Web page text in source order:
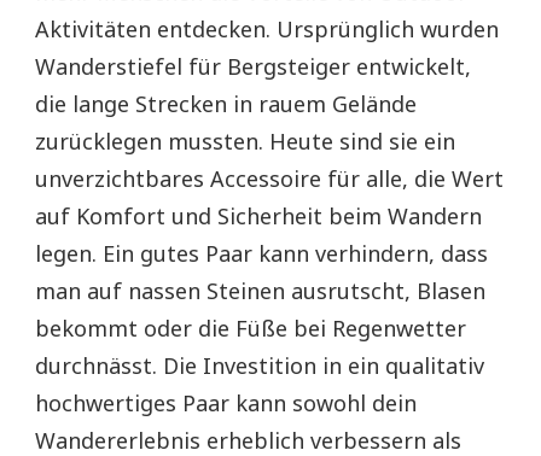
Aktivitäten entdecken. Ursprünglich wurden
Wanderstiefel für Bergsteiger entwickelt,
die lange Strecken in rauem Gelände
zurücklegen mussten. Heute sind sie ein
unverzichtbares Accessoire für alle, die Wert
auf Komfort und Sicherheit beim Wandern
legen. Ein gutes Paar kann verhindern, dass
man auf nassen Steinen ausrutscht, Blasen
bekommt oder die Füße bei Regenwetter
durchnässt. Die Investition in ein qualitativ
hochwertiges Paar kann sowohl dein
Wandererlebnis erheblich verbessern als